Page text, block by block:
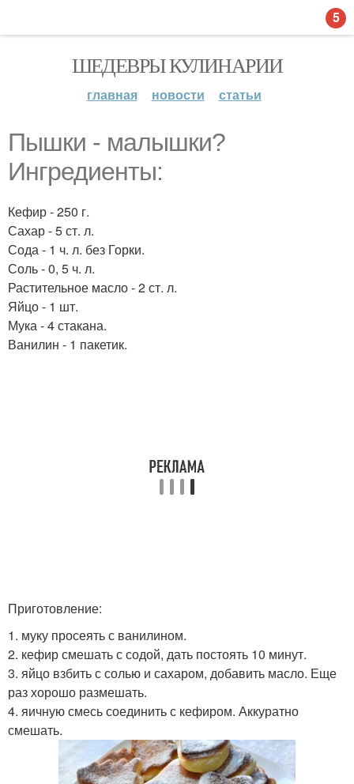
ШЕДЕВРЫ КУЛИНАРИИ
главная новости статьи
Пышки - малышки?
Ингредиенты:
Кефир - 250 г.
Сахар - 5 ст. л.
Сода - 1 ч. л. без Горки.
Соль - 0, 5 ч. л.
Растительное масло - 2 ст. л.
Яйцо - 1 шт.
Мука - 4 стакана.
Ванилин - 1 пакетик.
Приготовление:
1. муку просеять с ванилином.
2. кефир смешать с содой, дать постоять 10 минут.
3. яйцо взбить с солью и сахаром, добавить масло. Еще
раз хорошо размешать.
4. яичную смесь соединить с кефиром. Аккуратно
смешать.
5